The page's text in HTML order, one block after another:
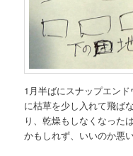
1月半ばにスナップエン
に枯草を少し入れて飛ば
り、乾燥もしなくなった
かもしれず、いいのか悪